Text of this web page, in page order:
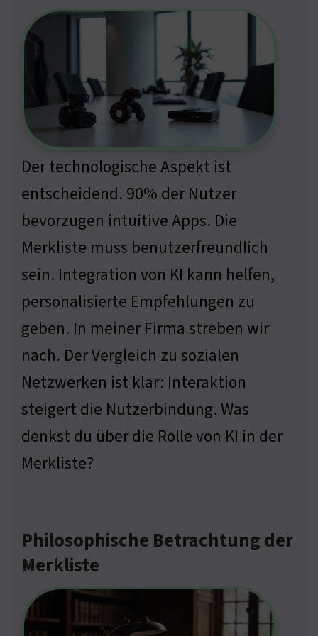
Der technologische Aspekt ist
entscheidend. 90% der Nutzer
bevorzugen intuitive Apps. Die
Merkliste muss benutzerfreundlich
sein. Integration von KI kann helfen,
personalisierte Empfehlungen zu
geben. In meiner Firma streben wir
nach. Der Vergleich zu sozialen
Netzwerken ist klar: Interaktion
steigert die Nutzerbindung. Was
denkst du über die Rolle von KI in der
Merkliste?
Philosophische Betrachtung der
Merkliste